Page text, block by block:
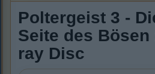
Poltergeist 3 -
Seite des Bösen
ray Disc